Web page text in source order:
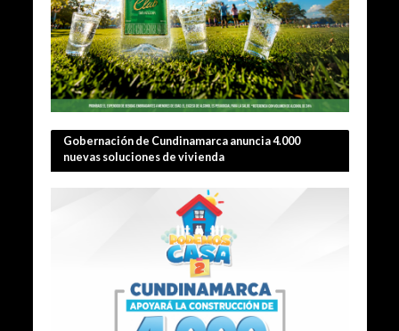
Gobernación de Cundinamarca anuncia 4.000
nuevas soluciones de vivienda